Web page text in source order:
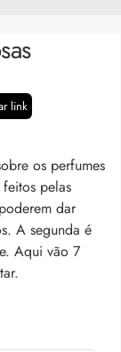
link
os perfumes
pelas
dar
A segunda é
Aqui vão 7